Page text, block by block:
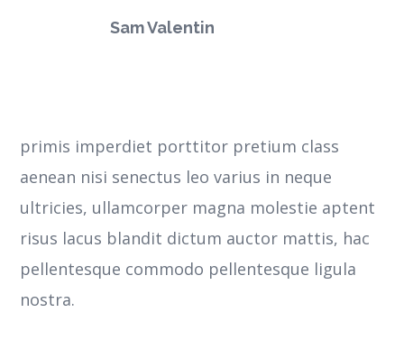
Sam Valentin
primis imperdiet porttitor pretium class
aenean nisi senectus leo varius in neque
ultricies, ullamcorper magna molestie aptent
risus lacus blandit dictum auctor mattis, hac
pellentesque commodo pellentesque ligula
nostra.